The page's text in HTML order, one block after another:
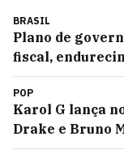
BRASIL
Plano de
fiscal,
POP
Karol G lança
Drake e Bruno